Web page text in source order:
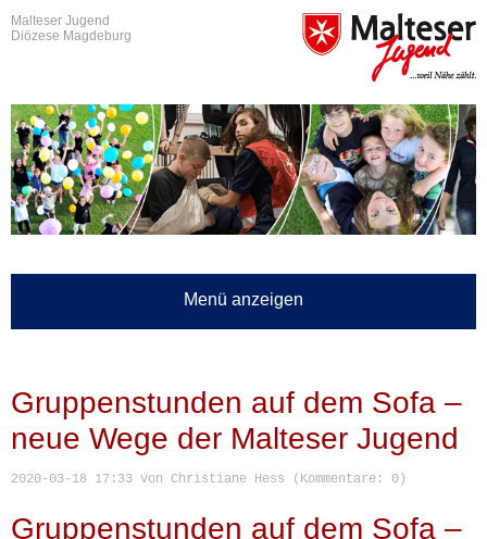
Malteser Jugend
Diözese Magdeburg
Menü anzeigen
Gruppenstunden auf dem Sofa –
neue Wege der Malteser Jugend
2020-03-18 17:33 von Christiane Hess (Kommentare: 0)
Gruppenstunden auf dem Sofa –